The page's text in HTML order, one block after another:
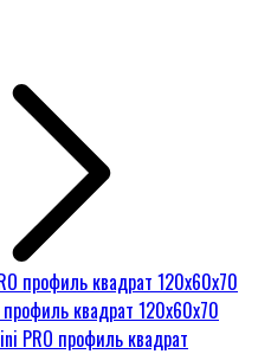
квадрат 120х60х70